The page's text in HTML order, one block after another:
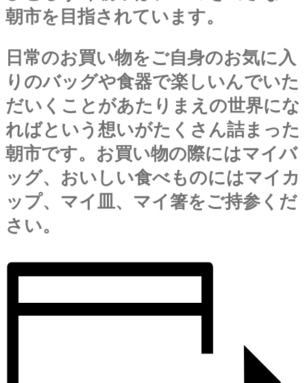
朝市を目指されています。
日常のお買い物をご自身のお気に入
りのバッグや食器で楽しいんでいた
だいくことがあたりまえの世界にな
ればという想いがたくさん詰まった
朝市です。お買い物の際にはマイバ
ッグ、おいしい食べものにはマイカ
ップ、マイ皿、マイ箸をご持参くだ
さい。